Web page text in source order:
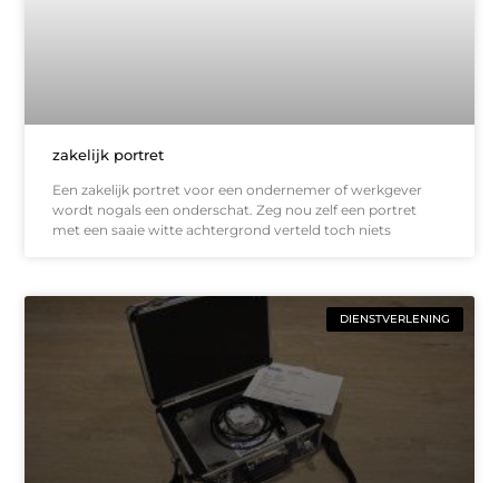
zakelijk portret
Een zakelijk portret voor een ondernemer of werkgever
wordt nogals een onderschat. Zeg nou zelf een portret
met een saaie witte achtergrond verteld toch niets
DIENSTVERLENING